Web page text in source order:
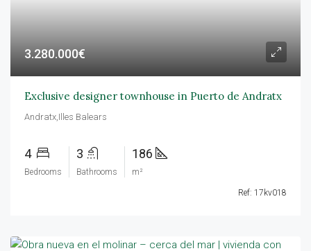
3.280.000€
Exclusive designer townhouse in Puerto de Andratx
Andratx,Illes Balears
4
Bedrooms
3
Bathrooms
186
m²
Ref: 17kv018